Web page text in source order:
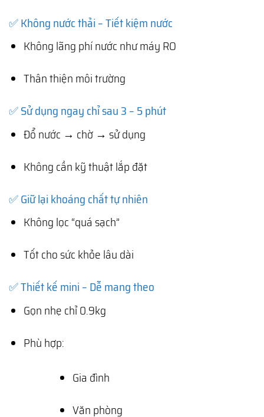
✅ Không nước thải – Tiết kiệm nước
Không lãng phí nước như máy RO
Thân thiện môi trường
✅ Sử dụng ngay chỉ sau 3 – 5 phút
Đổ nước → chờ → sử dụng
Không cần kỹ thuật lắp đặt
✅ Giữ lại khoáng chất tự nhiên
Không lọc “quá sạch”
Tốt cho sức khỏe lâu dài
✅ Thiết kế mini – Dễ mang theo
Gọn nhẹ chỉ 0.9kg
Phù hợp:
Gia đình
Văn phòng